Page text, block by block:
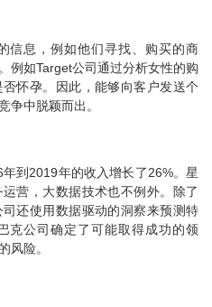
信息，例如他们寻找、购买的商
例如Target公司通过分析女性的购
怀孕。因此，能够向客户发送个
争中脱颖而出。
到2019年的收入增长了26%。星
营，大数据技术也不例外。除了
还使用数据驱动的洞察来预测特
克公司确定了可能取得成功的领
风险。